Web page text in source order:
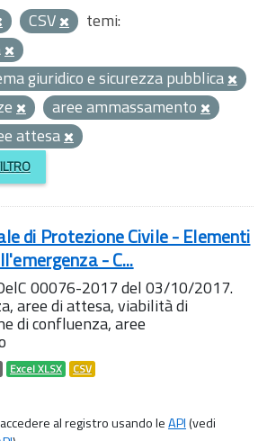
CSV
temi:
giuridico e sicurezza pubblica
aree ammassamento
attesa
di Protezione Civile - Elementi
- C...
00076-2017 del 03/10/2017.
aree di attesa, viabilità di
di confluenza, aree
Excel XLSX CSV
al registro usando leAPI(vedi